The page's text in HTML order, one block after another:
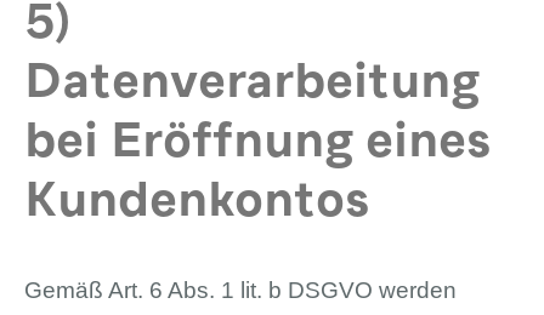
5)
Datenverarbeitung
bei Eröffnung eines
Kundenkontos
Gemäß Art. 6 Abs. 1 lit. b DSGVO werden